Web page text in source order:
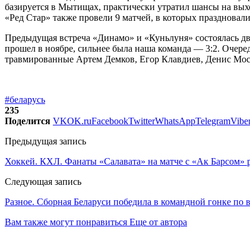
базируется в Мытищах, практически утратил шансы на
«Ред Стар» также провели 9 матчей, в которых
Предыдущая встреча «Динамо» и «Куньлуня» состоялась
прошел в ноябре, сильнее была наша команда — 3:2.
травмированные Артем Демков, Егор Клавдиев, Денис
#беларусь
235
Поделится VKOK.ruFacebookTwitterWhatsAppTelegram
Предыдущая запись
Хоккей. КХЛ. Фанаты «Салавата» на матче с «Ак Барсом»
Следующая запись
Разное. Сборная Беларуси победила в командной гонке по
Вам также могут понравиться Еще от автора